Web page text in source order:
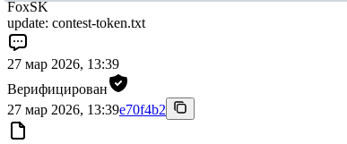
FoxSK
update: contest-token.txt
27 мар 2026, 13:39
Верифицирован
27 мар 2026, 13:39e70f4b2